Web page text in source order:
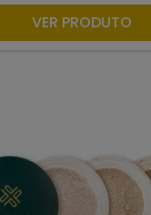
ADICIONAR À SACOLA
VER PRODUTO